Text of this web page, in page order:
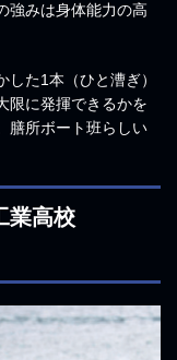
強みは身体能力の高
た1本（ひと漕ぎ）
限に発揮できるかを
膳所ボート班らしい
業高校